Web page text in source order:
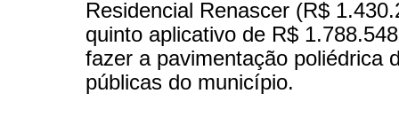
Residencial Renascer (R$
quinto aplicativo de R$
fazer a pavimentação poliédrica
públicas do município.